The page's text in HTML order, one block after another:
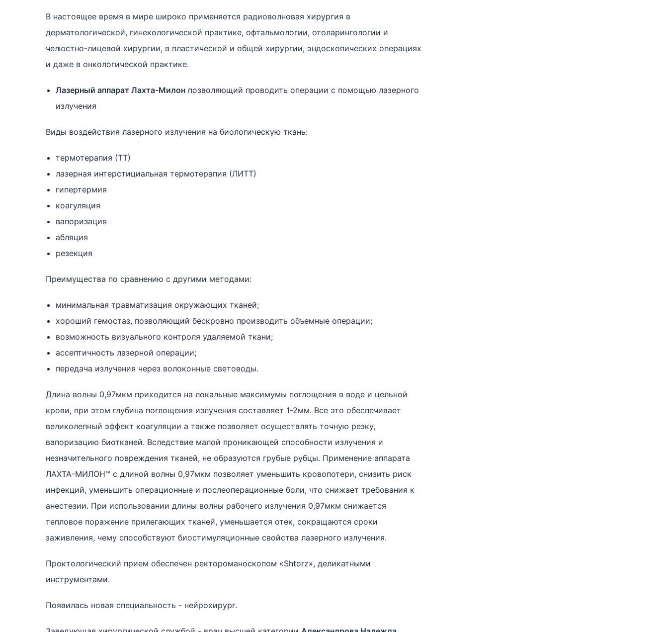
В настоящее время в мире широко применяется радиоволновая хирургия в
дерматологической, гинекологической практике, офтальмологии, отоларингологии и
челюстно-лицевой хирургии, в пластической и общей хирургии, эндоскопических операциях
и даже в онкологической практике.
Лазерный аппарат Лахта-Милон позволяющий проводить операции с помощью лазерного
излучения
Виды воздействия лазерного излучения на биологическую ткань:
термотерапия (ТТ)
лазерная интерстициальная термотерапия (ЛИТТ)
гипертермия
коагуляция
вапоризация
абляция
резекция
Преимущества по сравнению с другими методами:
минимальная травматизация окружающих тканей;
хороший гемостаз, позволяющий бескровно производить объемные операции;
возможность визуального контроля удаляемой ткани;
ассептичность лазерной операции;
передача излучения через волоконные световоды.
Длина волны 0,97мкм приходится на локальные максимумы поглощения в воде и цельной
крови, при этом глубина поглощения излучения составляет 1-2мм. Все это обеспечивает
великолепный эффект коагуляции а также позволяет осуществлять точную резку,
вапоризацию биотканей. Вследствие малой проникающей способности излучения и
незначительного повреждения тканей, не образуются грубые рубцы. Применение аппарата
ЛАХТА-МИЛОН™ с длиной волны 0,97мкм позволяет уменьшить кровопотери, снизить риск
инфекций, уменьшить операционные и послеоперационные боли, что снижает требования к
анестезии. При использовании длины волны рабочего излучения 0,97мкм снижается
тепловое поражение прилегающих тканей, уменьшается отек, сокращаются сроки
заживления, чему способствуют биостимуляционные свойства лазерного излучения.
Проктологический прием обеспечен ректороманоскопом «Shtorz», деликатными
инструментами.
Появилась новая специальность - нейрохирург.